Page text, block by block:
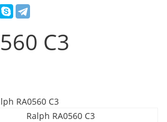
C3
RA0560 C3
Ralph RA0560 C3